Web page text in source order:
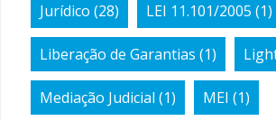
Jurídico (28) LEI 11.101/2005 (1)
Liberação de Garantias (1)
Mediação Judicial (1) MEI (1)